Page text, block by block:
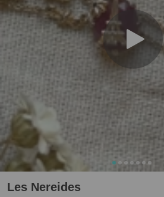
Les Nereides